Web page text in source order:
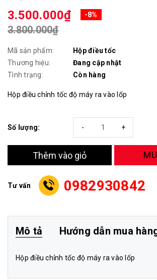
3.500.000₫ -8%
3.800.000₫
Mã sản phẩm:
Hộp điều tốc
Thương hiệu:
Đang cập nhật
Tình trạng:
Còn hàng
Hộp điều chỉnh tốc độ máy ra vào lốp
Số lượng: +
-
Thêm vào giỏ
Tư vấn 0982930842
Mô tả Hướng dẫn mua
Hộp điều chỉnh tốc độ máy ra vào lốp